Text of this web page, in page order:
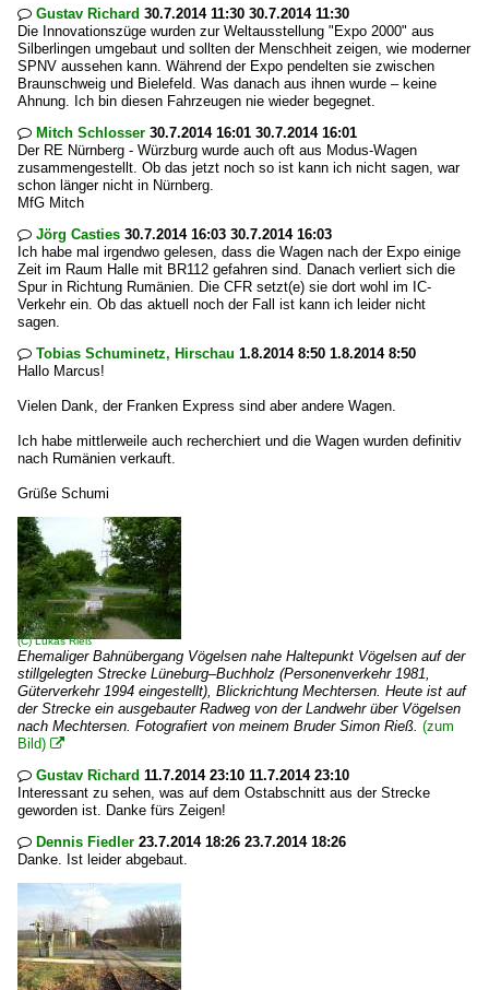
 Gustav Richard 30.7.2014 11:30 30.7.2014 11:30
Die Innovationszüge wurden zur Weltausstellung "Expo 2000" aus
Silberlingen umgebaut und sollten der Menschheit zeigen, wie moderner
SPNV aussehen kann. Während der Expo pendelten sie zwischen
Braunschweig und Bielefeld. Was danach aus ihnen wurde – keine
Ahnung. Ich bin diesen Fahrzeugen nie wieder begegnet.
 Mitch Schlosser 30.7.2014 16:01 30.7.2014 16:01
Der RE Nürnberg - Würzburg wurde auch oft aus Modus-Wagen
zusammengestellt. Ob das jetzt noch so ist kann ich nicht sagen, war
schon länger nicht in Nürnberg.
MfG Mitch
 Jörg Casties 30.7.2014 16:03 30.7.2014 16:03
Ich habe mal irgendwo gelesen, dass die Wagen nach der Expo einige
Zeit im Raum Halle mit BR112 gefahren sind. Danach verliert sich die
Spur in Richtung Rumänien. Die CFR setzt(e) sie dort wohl im IC-
Verkehr ein. Ob das aktuell noch der Fall ist kann ich leider nicht
sagen.
 Tobias Schuminetz, Hirschau 1.8.2014 8:50 1.8.2014 8:50
Hallo Marcus!
Vielen Dank, der Franken Express sind aber andere Wagen.
Ich habe mittlerweile auch recherchiert und die Wagen wurden definitiv
nach Rumänien verkauft.
Grüße Schumi
(C)Lukas Rieß
Ehemaliger Bahnübergang Vögelsen nahe Haltepunkt Vögelsen auf der
stillgelegten Strecke Lüneburg–Buchholz (Personenverkehr 1981,
Güterverkehr 1994 eingestellt), Blickrichtung Mechtersen. Heute ist auf
der Strecke ein ausgebauter Radweg von der Landwehr über Vögelsen
nach Mechtersen. Fotografiert von meinem Bruder Simon Rieß. (zum
Bild) 
 Gustav Richard 11.7.2014 23:10 11.7.2014 23:10
Interessant zu sehen, was auf dem Ostabschnitt aus der Strecke
geworden ist. Danke fürs Zeigen!
 Dennis Fiedler 23.7.2014 18:26 23.7.2014 18:26
Danke. Ist leider abgebaut.